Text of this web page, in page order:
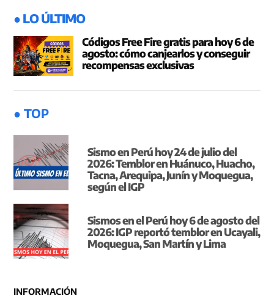
● LO ÚLTIMO
Códigos Free Fire gratis para hoy 6 de
agosto: cómo canjearlos y conseguir
recompensas exclusivas
● TOP
Sismo en Perú hoy 24 de julio del
2026: Temblor en Huánuco, Huacho,
Tacna, Arequipa, Junín y Moquegua,
según el IGP
Sismos en el Perú hoy 6 de agosto del
2026: IGP reportó temblor en Ucayali,
Moquegua, San Martín y Lima
INFORMACIÓN